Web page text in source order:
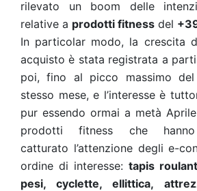
rilevato un boom delle
relative a prodotti fitness del
In particolar modo, la crescita
acquisto è stata registrata a
poi, fino al picco massimo
stesso mese, e l’interesse è
pur essendo ormai a metà
prodotti fitness che hanno
catturato l’attenzione degli e-
ordine di interesse: tapis
pesi, cyclette, ellittica,